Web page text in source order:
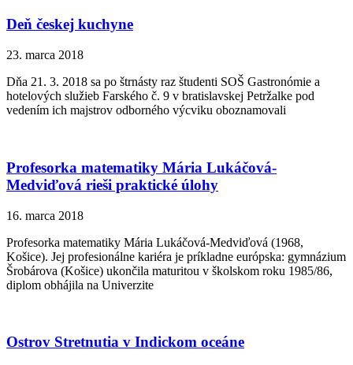
Deň českej kuchyne
23. marca 2018
Dňa 21. 3. 2018 sa po štrnásty raz študenti SOŠ Gastronómie a
hotelových služieb Farského č. 9 v bratislavskej Petržalke pod
vedením ich majstrov odborného výcviku oboznamovali
Profesorka matematiky Mária Lukáčová-
Medviďová rieši praktické úlohy
16. marca 2018
Profesorka matematiky Mária Lukáčová-Medviďová (1968,
Košice). Jej profesionálne kariéra je príkladne európska: gymnázium
Šrobárova (Košice) ukončila maturitou v školskom roku 1985/86,
diplom obhájila na Univerzite
Ostrov Stretnutia v Indickom oceáne